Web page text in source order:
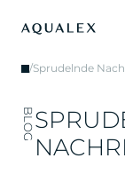
/Sprudelnde
BLOGSPRUD
NACHRI